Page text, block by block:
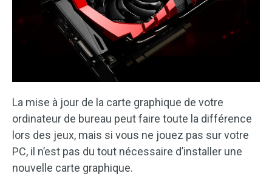
La mise à jour de la carte graphique de votre
ordinateur de bureau peut faire toute la différence
lors des jeux, mais si vous ne jouez pas sur votre
PC, il n’est pas du tout nécessaire d’installer une
nouvelle carte graphique.